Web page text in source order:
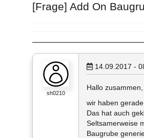
[Frage] Add On
sh0210
14.09.2017 -
Hallo zusammen,
wir haben
Das hat auch
Seltsamerweise
Baugrube